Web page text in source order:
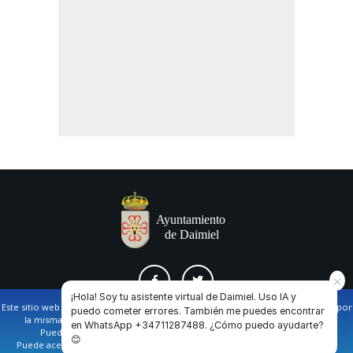
AVISO LEGAL Y POLÍTICA DE PRIVACIDAD COOKIES CONTACTO
Este sitio web utiliza cookies propias y de terceros para facilitar la navegación por
la misma y obtener datos estadísticos de la navegación de los usuarios.
Puede obtener más información en nuestrapolítica de cookies
Puede aceptar todas las cookies pulsando en el botón de “Aceptar”, o bien
¡Hola! Soy tu asistente virtual de Daimiel. Uso IA y
puedo cometer errores. También me puedes encontrar
en WhatsApp +34711287488. ¿Cómo puedo ayudarte?
😊